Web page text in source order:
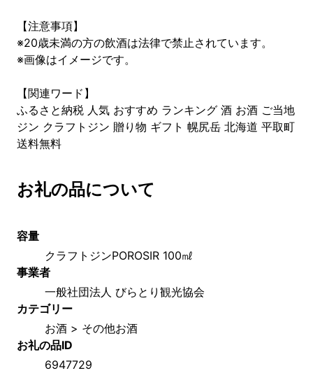
【注意事項】
※20歳未満の方の飲酒は法律で禁止されています。
※画像はイメージです。
【関連ワード】
ふるさと納税 人気 おすすめ ランキング 酒 お酒 ご当地
ジン クラフトジン 贈り物 ギフト 幌尻岳 北海道 平取町
送料無料
お礼の品について
容量
クラフトジンPOROSIR 100㎖
事業者
一般社団法人 びらとり観光協会
カテゴリー
お酒 > その他お酒
お礼の品ID
6947729